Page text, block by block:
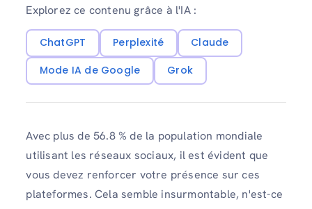
Explorez ce contenu grâce à l'IA :
ChatGPT Perplexité
Claude
Mode IA de Google
Grok
Avec plus de 56.8 % de la population mondiale
utilisant les réseaux sociaux, il est évident que
vous devez renforcer votre présence sur ces
plateformes. Cela semble insurmontable, n'est-ce